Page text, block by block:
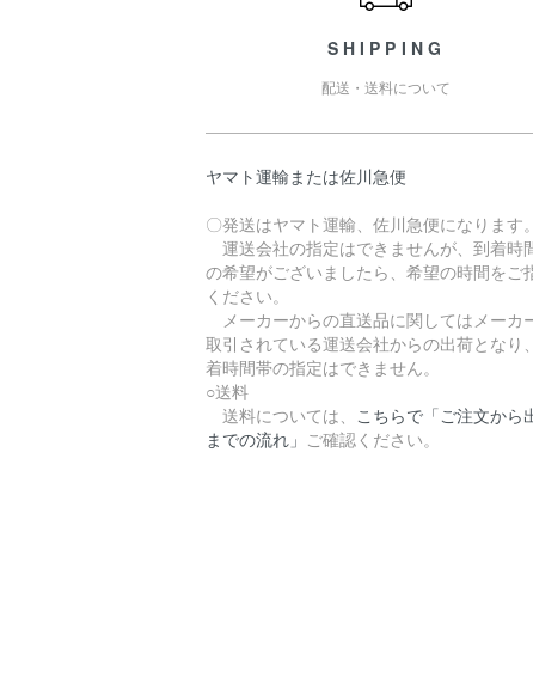
SHIPPING
配送・送料について
ヤマト運輸または佐川急便
〇発送はヤマト運輸、佐川急便になります。
運送会社の指定はできませんが、到着時
の希望がございましたら、希望の時間をご
ください。
メーカーからの直送品に関してはメーカ
取引されている運送会社からの出荷となり
着時間帯の指定はできません。
○送料
送料については、 こちらで「ご注文から
までの流れ」 ご確認ください。